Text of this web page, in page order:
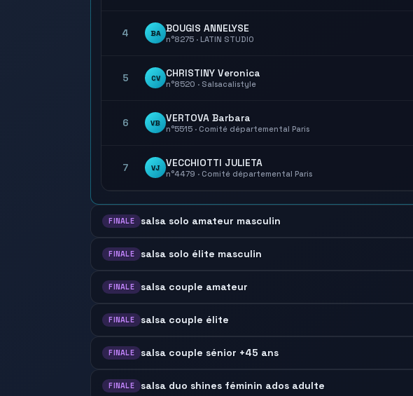
4 BA BOUGIS ANNELYSE
n°8275 · LATIN STUDIO
5 CV CHRISTINY Veronica
n°8520 · Salsacalistyle
6 VB VERTOVA Barbara
n°5515 · Comité départemental Paris
7 VJ VECCHIOTTI JULIETA
n°4479 · Comité départemental Paris
FINALE salsa solo amateur masculin
FINALE salsa solo élite masculin
FINALE salsa couple amateur
FINALE salsa couple élite
FINALE salsa couple sénior +45 ans
FINALE salsa duo shines féminin ados adulte